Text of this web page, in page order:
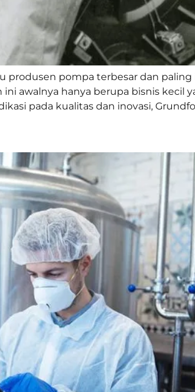
produsen pompa terbesar dan
awalnya hanya berupa bisnis kecil
pada kualitas dan inovasi,